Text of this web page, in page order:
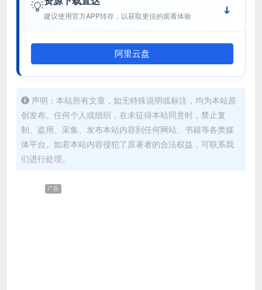
💡
建议使用官方APP转存，以获取更佳的观看体验
阿里云盘
声明：本站所有文章，如无特殊说明或标注，均为本站原
创发布。任何个人或组织，在未征得本站同意时，禁止复
制、盗用、采集、发布本站内容到任何网站、书籍等各类媒
体平台。如若本站内容侵犯了原著者的合法权益，可联系我
们进行处理。
广告